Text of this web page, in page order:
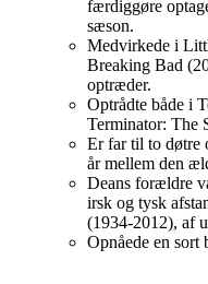
færdiggøre
sæson.
Medvirkede i
Breaking Bad
optræder.
Optrådte både i
Terminator: The
Er far til to døtre
år mellem den
Deans forældre
irsk og tysk
(1934-2012), af
Opnåede en